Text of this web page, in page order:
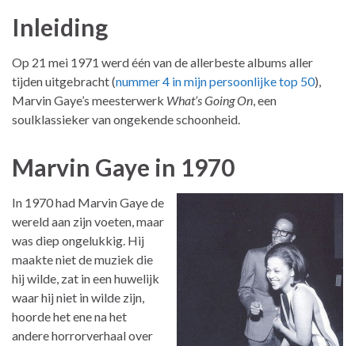
Inleiding
Op 21 mei 1971 werd één van de allerbeste albums aller
tijden uitgebracht (nummer 4 in mijn persoonlijke top 50),
Marvin Gaye’s meesterwerk What’s Going On, een
soulklassieker van ongekende schoonheid.
Marvin Gaye in 1970
In 1970 had Marvin Gaye de
wereld aan zijn voeten, maar
was diep ongelukkig. Hij
maakte niet de muziek die
hij wilde, zat in een huwelijk
waar hij niet in wilde zijn,
hoorde het ene na het
andere horrorverhaal over